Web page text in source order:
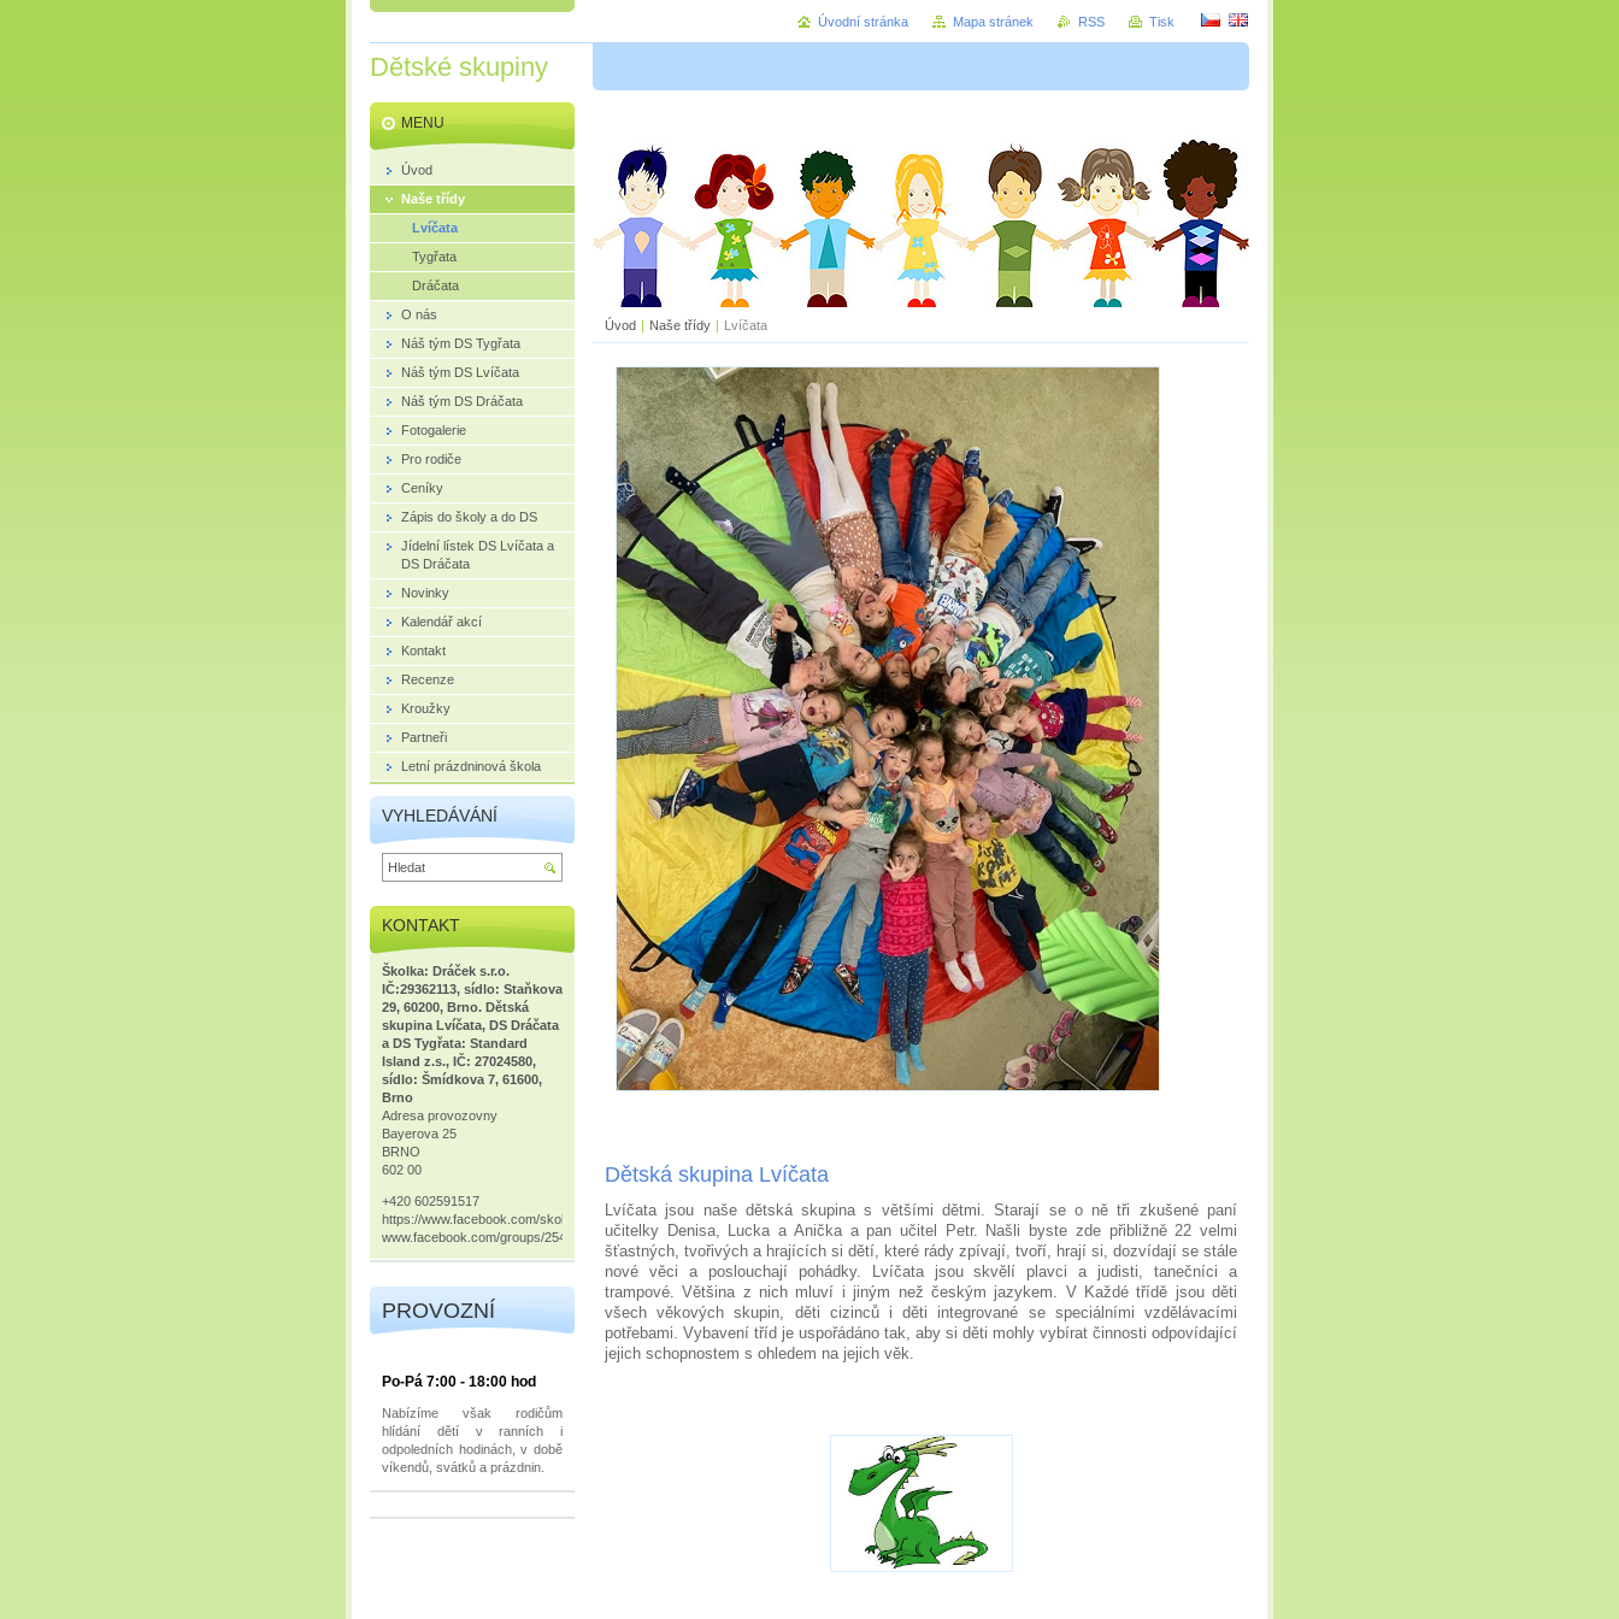
Dětské skupiny
Úvod | Naše třídy | Lvíčata
Dětská skupina Lvíčata
Lvíčata jsou naše dětská skupina s většími dětmi. Starají se o ně tři zkušené paní
učitelky Denisa, Lucka a Anička a pan učitel Petr. Našli byste zde přibližně 22 velmi
šťastných, tvořivých a hrajících si dětí, které rády zpívají, tvoří, hrají si, dozvídají se stále
nové věci a poslouchají pohádky. Lvíčata jsou skvělí plavci a judisti, tanečníci a
trampové. Většina z nich mluví i jiným než českým jazykem. V Každé třídě jsou děti
všech věkových skupin, děti cizinců i děti integrované se speciálními vzdělávacími
potřebami. Vybavení tříd je uspořádáno tak, aby si děti mohly vybírat činnosti odpovídající
jejich schopnostem s ohledem na jejich věk.
MENU
Úvod
Naše třídy
Lvíčata
Tygřata
Dráčata
O nás
Náš tým DS Tygřata
Náš tým DS Lvíčata
Náš tým DS Dráčata
Fotogalerie
Pro rodiče
Ceníky
Zápis do školy a do DS
Jídelní lístek DS Lvíčata a
DS Dráčata
Novinky
Kalendář akcí
Kontakt
Recenze
Kroužky
Partneři
Letní prázdninová škola
VYHLEDÁVÁNÍ
KONTAKT
Školka: Dráček s.r.o.
IČ:29362113, sídlo: Staňkova
29, 60200, Brno. Dětská
skupina Lvíčata, DS Dráčata
a DS Tygřata: Standard
Island z.s., IČ: 27024580,
sídlo: Šmídkova 7, 61600,
Brno
Adresa provozovny
Bayerova 25
BRNO
602 00
+420 602591517
https://www.facebook.com/skolkadracek
www.facebook.com/groups/254161255043100
PROVOZNÍ
Po-Pá 7:00 - 18:00 hod
Nabízíme však rodičům
hlídání dětí v ranních i
odpoledních hodinách, v době
víkendů, svátků a prázdnin.
Úvodní stránka Mapa stránek RSS Tisk